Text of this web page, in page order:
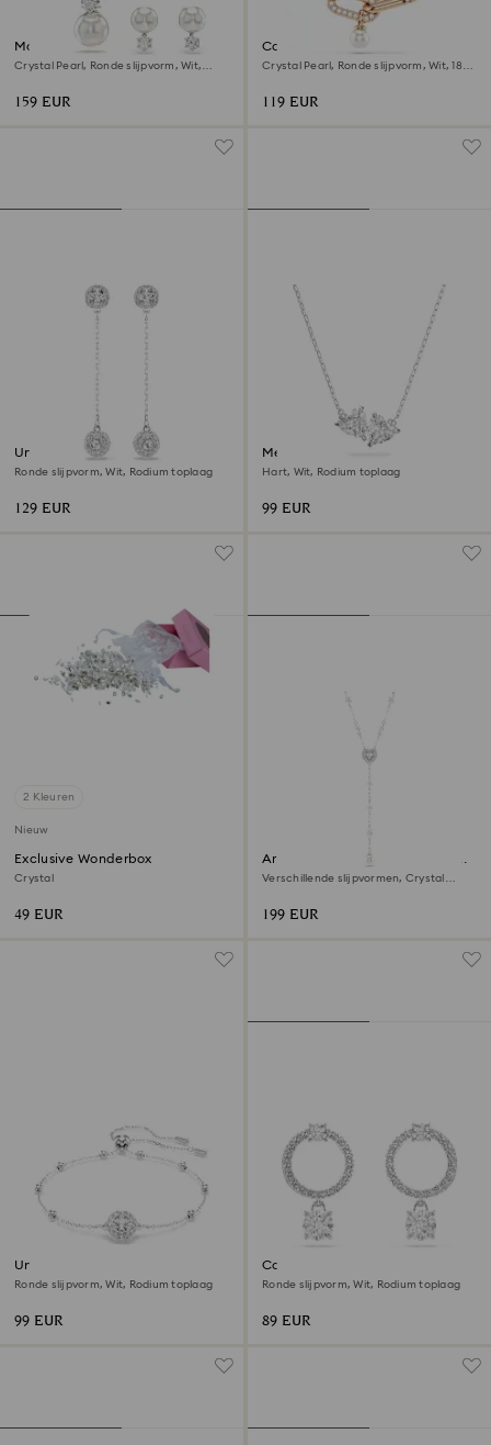
Matrix set
Crystal Pearl, Ronde slijpvorm, Wit,
159 EUR
Constella hanger
Crystal Pearl, Ronde slijpvorm, Wit, 18k
119 EUR
Una Angelic Oorhangers
Ronde slijpvorm, Wit, Rodium toplaag
129 EUR
Mesmera ketting
Hart, Wit, Rodium toplaag
99 EUR
2 Kleuren
Nieuw
Exclusive Wonderbox
Crystal
49 EUR
Ariana Grande x Swarovski y-
ketting
Verschillende slijpvormen, Crystal
199 EUR
Una Angelic armband
Ronde slijpvorm, Wit, Rodium toplaag
99 EUR
Constella ringoorbellen
Ronde slijpvorm, Wit, Rodium toplaag
89 EUR